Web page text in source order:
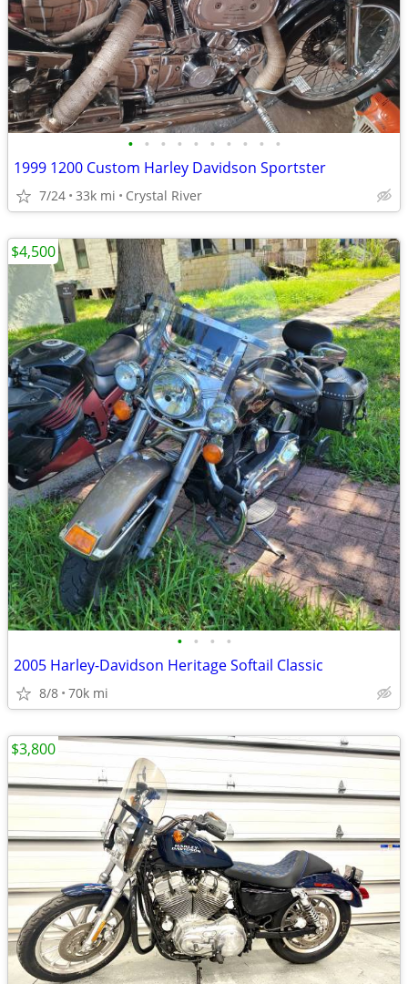
• • • • • • • • • •
1999 1200 Custom Harley Davidson Sportster
7/24 33k mi Crystal River
• • • •
2005 Harley-Davidson Heritage Softail Classic
8/8 70k mi
$4,500
$3,800